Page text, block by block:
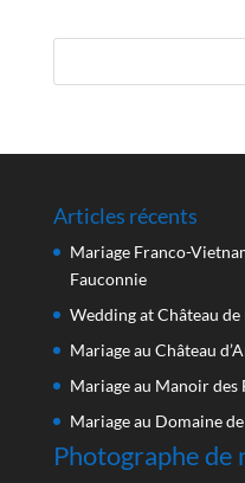
Articles récents
Mariage Franco-
Fauconnie
Wedding at Château
Mariage au Château
Mariage au Manoir des
Mariage au Domaine
Photographe de